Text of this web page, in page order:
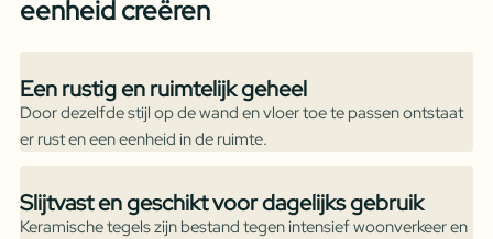
eenheid creëren
Een rustig en ruimtelijk geheel
Door dezelfde stijl op de wand en vloer toe te passen ontstaat
er rust en een eenheid in de ruimte.
Slijtvast en geschikt voor dagelijks gebruik
Keramische tegels zijn bestand tegen intensief woonverkeer en